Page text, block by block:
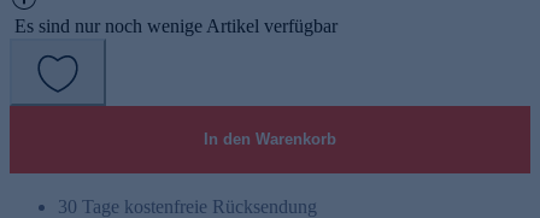
Es sind nur noch wenige Artikel verfügbar
In den Warenkorb
30 Tage kostenfreie Rücksendung